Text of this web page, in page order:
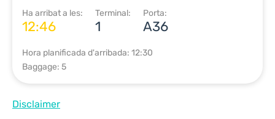
Ha arribat a les:
12:46
Terminal:
1
Porta:
A36
Hora planificada d'arribada: 12:30
Baggage: 5
Disclaimer